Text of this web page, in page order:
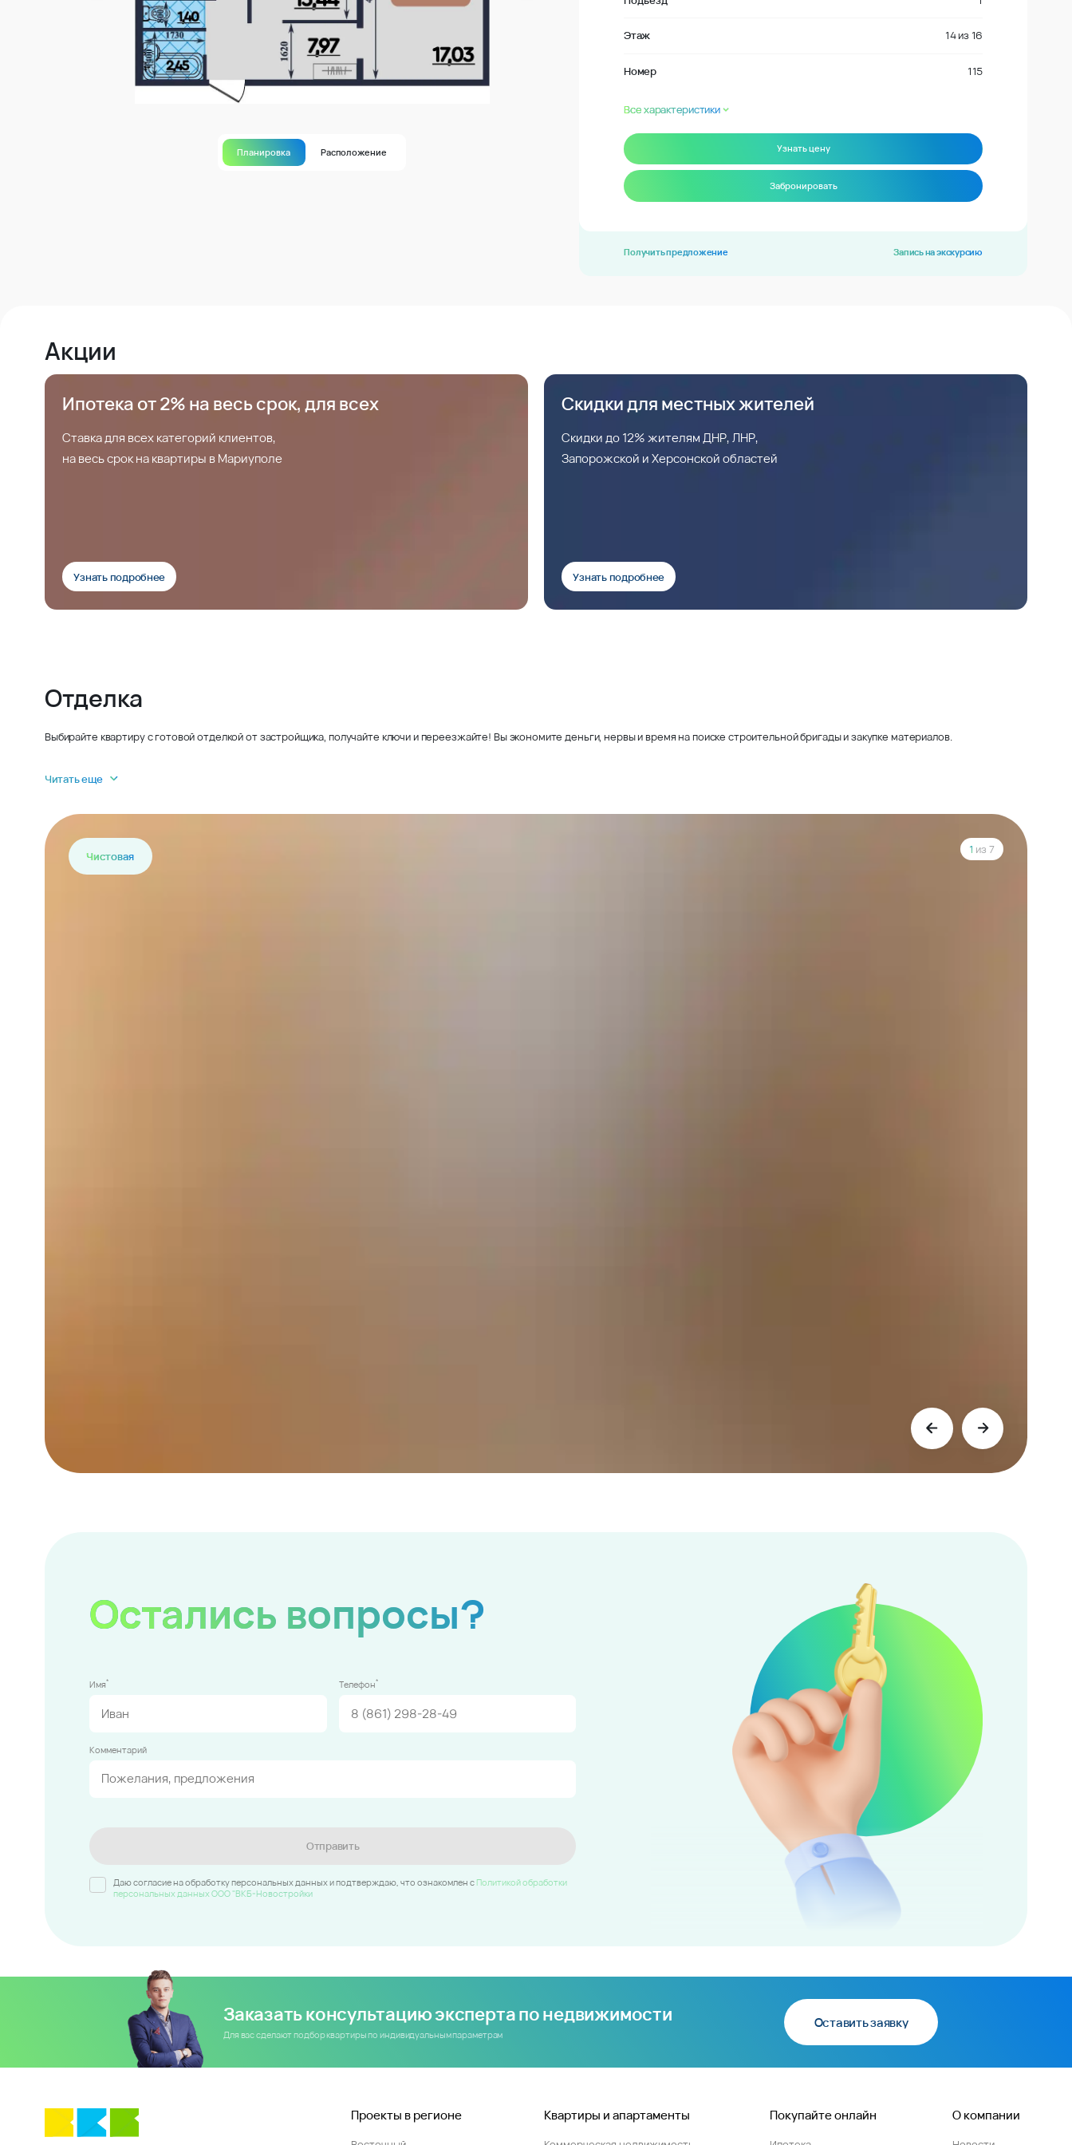
Планировка Расположение
Этаж 14из 16
Номер 115
Все характеристики
Узнать цену
Забронировать
Получить предложение Запись на экскурсию
Акции
Ипотека от 2% на весь срок, для всех
Ставка для всех категорий клиентов,
на весь срок на квартиры в Мариуполе
Узнать подробнее
Скидки для местных жителей
Скидки до 12% жителям ДНР, ЛНР,
Запорожской и Херсонской областей
Узнать подробнее
Отделка
Выбирайте квартиру с готовой отделкой от застройщика, получайте ключи и переезжайте! Вы экономите деньги, нервы и время на поиске строительной бригады и закупке материалов.
Читать еще
Чистовая
1 из 7
Остались вопросы?
Имя* Телефон*
Комментарий
Отправить
Даю согласие на обработку персональных данных и подтверждаю, что ознакомлен c Политикой обработки
персональных данных ООО "ВКБ-Новостройки
Заказать консультацию эксперта по недвижимости
Для вас сделают подбор квартиры по индивидуальным параметрам
Оставить заявку
Проекты в регионе Квартиры и апартаменты Покупайте онлайн О компании